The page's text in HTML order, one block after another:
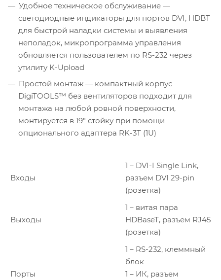
Удобное техническое обслуживание —
светодиодные индикаторы для портов DVI, HDBT
для быстрой наладки системы и выявления
неполадок, микропрограмма управления
обновляется пользователем по RS-232 через
утилиту K-Upload
Простой монтаж — компактный корпус
DigiTOOLS™ без вентиляторов подходит для
монтажа на любой ровной поверхности,
монтируется в 19″ стойку при помощи
опционального адаптера RK-3T (1U)
Входы
1 – DVI-I Single Link,
разъем DVI 29-pin
(розетка)
Выходы
1 – витая пара
HDBaseT, разъем RJ45
(розетка)
Порты
1 – RS-232, клеммный
блок
1 – ИК, разъем